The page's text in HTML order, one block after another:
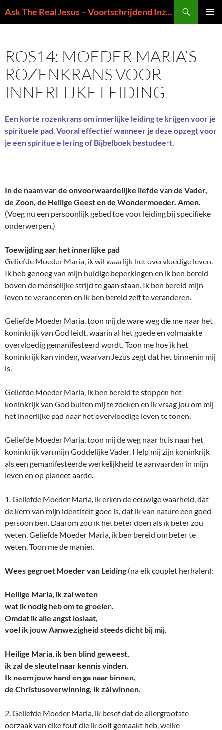
naar
Ask The Real Jesus – Voortschrijdend Inzicht in de Zin van het Leven
ROS14: MOEDER MARIA’S
ROZENKRANS VOOR
INNERLIJKE LEIDING
Een korte rozenkrans om innerlijke leiding te krijgen voor je
spirituele pad. Vooral effectief wanneer je deze opzegt voor
je een spirituele lering of Bijbelboek bestudeert.
In de naam van de onvoorwaardelijke liefde van de Vader,
de Zoon, de Heilige Geest en de Wondermoeder. Amen.
(Voeg nu een persoonlijk gebed toe voor leiding bij specifieke
onderwerpen.)
Toewijding aan het innerlijke pad
Geliefde Moeder Maria, ik wil waarlijk het overvloedige leven.
Ik heb genoeg van mijn huidige beperkingen en ik ben bereid
boven de menselijke strijd te gaan staan. Ik ben bereid mijn
leven te veranderen en ik ben bereid zelf te veranderen.
Geliefde Moeder Maria, toon mij de ware weg die me naar het
koninkrijk van God leidt, waarin al het goede en volmaakte
overvloedig gemanifesteerd wordt. Toon me hoe ik het
koninkrijk kan vinden, waarvan Jezus zegt dat het binnenin mij
is.
Geliefde Moeder Maria, ik ben bereid te stoppen het
koninkrijk van God buiten mij te zoeken en ik vraag jou om mij
het innerlijke pad naar het overvloedige leven te tonen.
Geliefde Moeder Maria, toon mij de weg naar huis naar het
koninkrijk van mijn Goddelijke Vader. Help mij zijn koninkrijk
als een gemanifesteerde werkelijkheid te aanvaarden in mijn
leven en op planeet aarde.
1. Geliefde Moeder Maria, ik erken de eeuwige waarheid, dat
de kern van mijn identiteit goed is, dat ik van nature een goed
persoon ben. Daarom zou ik het beter doen als ik beter zou
weten. Geliefde Moeder Maria, ik ben bereid om beter te
weten. Toon me de manier.
Wees gegroet Moeder van Leiding (na elk couplet herhalen):
Heilige Maria, ik zal weten
wat ik nodig heb om te groeien.
Omdat ik alle angst loslaat,
voel ik jouw Aanwezigheid steeds dicht bij mij.
Heilige Maria, ik ben blind geweest,
ik zal de sleutel naar kennis vinden.
Ik neem jouw hand en ga naar binnen,
de Christusoverwinning, ik zál winnen.
2. Geliefde Moeder Maria, ik besef dat de allergrootste
oorzaak van elke fout die ik ooit gemaakt heb, welke